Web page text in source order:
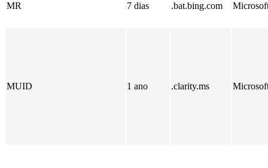
MR 7 dias .bat.bing.com
MUID 1 ano .clarity.ms